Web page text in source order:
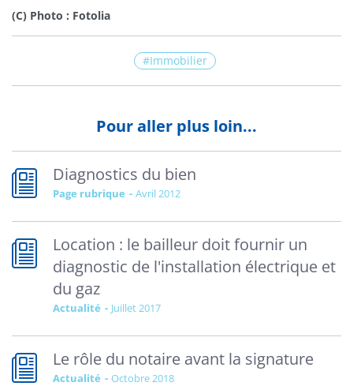
(C) Photo : Fotolia
Immobilier
Pour aller plus loin...
Diagnostics du bien
Page rubrique avril 2012
Location : le bailleur doit fournir un
diagnostic de l'installation électrique et
du gaz
Actualité juillet 2017
Le rôle du notaire avant la signature
Actualité octobre 2018